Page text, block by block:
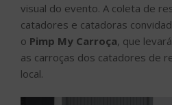
visual do evento. A coleta de
catadores e catadoras
o Pimp My Carroça, que
as carroças dos catadores de
local.